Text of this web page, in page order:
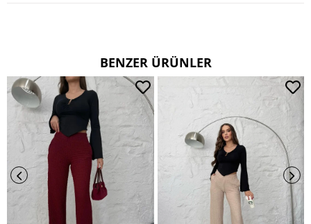
Ters çevirerek yıkayınız.
Çift renkli ürünlerde yıkama mendili kullanınız.
Deri ve süet ürünleri makinede yıkamayınız, kuru temizleme
tercih ediniz.
BENZER ÜRÜNLER